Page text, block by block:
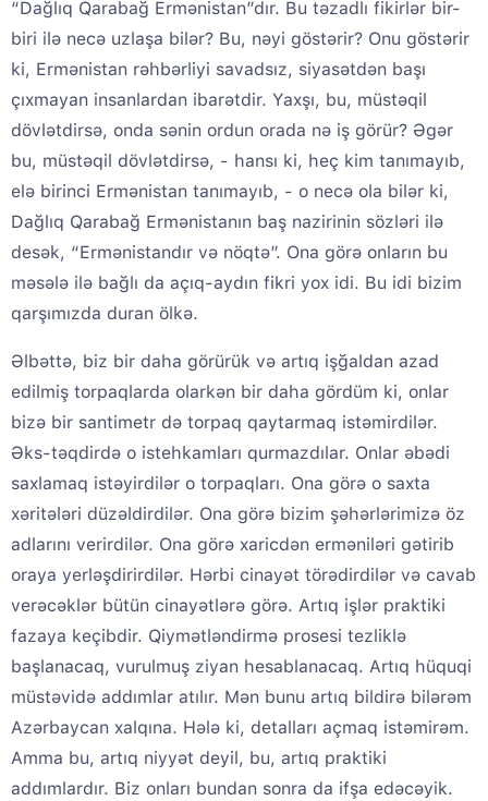
“Dağlıq Qarabağ Ermənistan”dır. Bu təzadlı fikirlər bir-
biri ilə necə uzlaşa bilər? Bu, nəyi göstərir? Onu göstərir
ki, Ermənistan rəhbərliyi savadsız, siyasətdən başı
çıxmayan insanlardan ibarətdir. Yaxşı, bu, müstəqil
dövlətdirsə, onda sənin ordun orada nə iş görür? Əgər
bu, müstəqil dövlətdirsə, - hansı ki, heç kim tanımayıb,
elə birinci Ermənistan tanımayıb, - o necə ola bilər ki,
Dağlıq Qarabağ Ermənistanın baş nazirinin sözləri ilə
desək, “Ermənistandır və nöqtə”. Ona görə onların bu
məsələ ilə bağlı da açıq-aydın fikri yox idi. Bu idi bizim
qarşımızda duran ölkə.
Əlbəttə, biz bir daha görürük və artıq işğaldan azad
edilmiş torpaqlarda olarkən bir daha gördüm ki, onlar
bizə bir santimetr də torpaq qaytarmaq istəmirdilər.
Əks-təqdirdə o istehkamları qurmazdılar. Onlar əbədi
saxlamaq istəyirdilər o torpaqları. Ona görə o saxta
xəritələri düzəldirdilər. Ona görə bizim şəhərlərimizə öz
adlarını verirdilər. Ona görə xaricdən erməniləri gətirib
oraya yerləşdirirdilər. Hərbi cinayət törədirdilər və cavab
verəcəklər bütün cinayətlərə görə. Artıq işlər praktiki
fazaya keçibdir. Qiymətləndirmə prosesi tezliklə
başlanacaq, vurulmuş ziyan hesablanacaq. Artıq hüquqi
müstəvidə addımlar atılır. Mən bunu artıq bildirə bilərəm
Azərbaycan xalqına. Hələ ki, detalları açmaq istəmirəm.
Amma bu, artıq niyyət deyil, bu, artıq praktiki
addımlardır. Biz onları bundan sonra da ifşa edəcəyik.